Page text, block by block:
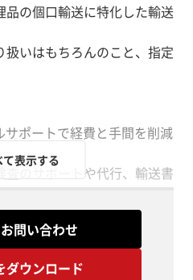
の個口輸送に特化した輸送
いはもちろんのこと、指定
ポートで経費と手間を削減
のサポートや代行、輸送書
備と梱包作業代行が可能。
ただくだけで、海外の配達
務に活用できます！
て表示する
問い合わせ
ダウンロード